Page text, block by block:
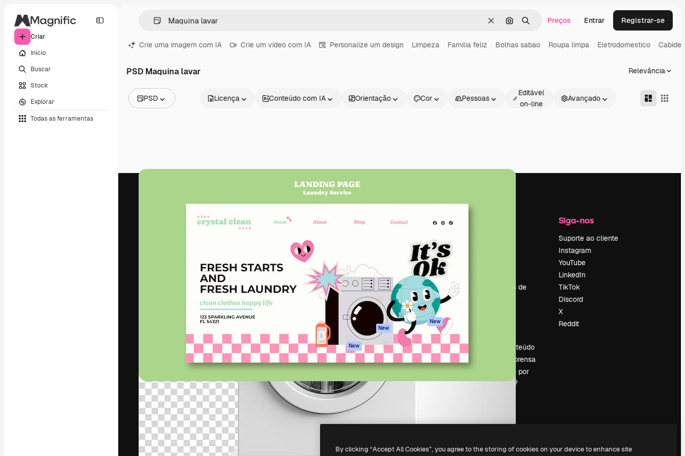
Criar
Início
Buscar
Stock
Explorar
Todas as ferramentas
LimparPesquisar por imagem
BuscarPreços Entrar Registrar-se
Crie uma imagem com IA Crie um vídeo com IA Personalize um design Limpeza Familia feliz Bolhas sabao Roupa limpa Eletrodomestico Cabide
PSD Maquina lavar Relevância
PSD
Vídeos
Licença Conteúdo com IA Orientação Cor Pessoas
Editável
on-line
Avançado
seu melhor trabalho. Mais de 1 milhão de
assinantes entre criativos, empresas,
agências e estúdios.
Português
Produtos
Gerador de
imagens
Gerador de vídeos
Texto para voz
Conteúdo de stock
MCP para
Claude/ChatGPT
New
Agentes New
App móvel
Todas as
ferramentas
Começar
Documentação
Atendimento
Termos e
condições
Política de
privacidade
Originais New
Política de cookies
Central de
Afiliados
Empresas
Tendências de
Vender conteúdo
Sala de imprensa
Procurando por
magnific.ai?
Siga-nos
Suporte ao cliente
Instagram
YouTube
LinkedIn
TikTok
Discord
X
Reddit
Todos os direitos reservados.
By clicking “Accept All Cookies”, you agree to the storing of cookies on your device to enhance site